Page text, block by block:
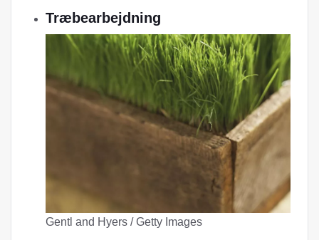
Træbearbejdning
Gentl and Hyers / Getty Images